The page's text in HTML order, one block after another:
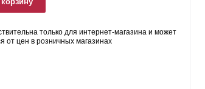
только для интернет-магазина и может
от цен в розничных магазинах